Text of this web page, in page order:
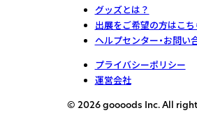
グッズとは？
出展をご希望の方はこち
ヘルプセンター・お問い
プライバシーポリシー
運営会社
© 2026 goooods Inc. All